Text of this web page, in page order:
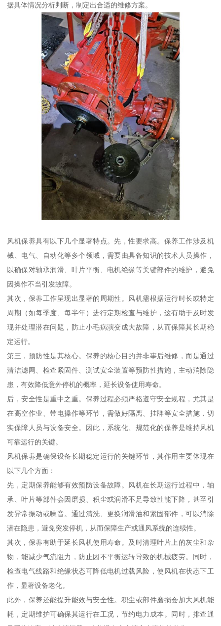
据具体情况分析判断，制定出合适的维修方案。
风机保养具有以下几个显著特点。先，性要求高。保养工作涉及机
械、电气、自动化等多个领域，需要由具备知识的技术人员操作，
以确保对轴承润滑、叶片平衡、电机绝缘等关键部件的维护，避免
因操作不当引发故障。
其次，保养工作呈现出显著的周期性。风机需根据运行时长或特定
周期（如每季度、每半年）进行定期检查与维护，这有助于及时发
现并处理潜在问题，防止小毛病演变成大故障，从而保障其长期稳
定运行。
第三，预防性是其核心。保养的核心目的并非事后维修，而是通过
清洁滤网、检查紧固件、测试安全装置等预防性措施，主动消除隐
患，有效降低意外停机的概率，延长设备使用寿命。
后，安全性是重中之重。保养过程必须严格遵守安全规程，尤其是
在高空作业、带电操作等环节，需做好隔离、挂牌等安全措施，切
实保障人员与设备安全。因此，系统化、规范化的保养是维持风机
可靠运行的关键。
风机保养是确保设备长期稳定运行的关键环节，其作用主要体现在
以下几个方面：
先，定期保养能够有效预防设备故障。风机在长期运行过程中，轴
承、叶片等部件会因磨损、积尘或润滑不足导致性能下降，甚至引
发异常振动或噪音。通过清洗、更换润滑油和紧固部件，可以消除
潜在隐患，避免突发停机，从而保障生产或通风系统的连续性。
其次，保养有助于延长风机使用寿命。及时清理叶片上的灰尘和杂
物，能减少气流阻力，防止因不平衡运转导致的机械疲劳。同时，
检查电气线路和绝缘状态可降低电机过载风险，使风机在状态下工
作，显著设备老化。
此外，保养还能提升能效与安全性。积尘或部件磨损会加大风机能
耗，定期维护可确保其运行在工况，节约电力成本。同时，排查通